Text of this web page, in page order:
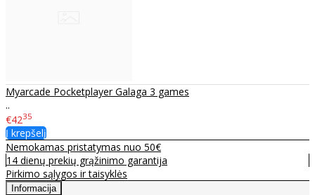
Myarcade Pocketplayer Galaga 3 games
..
€4235
Į krepšelį
Nemokamas pristatymas nuo 50€
14 dienų prekių grąžinimo garantija
Pirkimo sąlygos ir taisyklės
Informacija